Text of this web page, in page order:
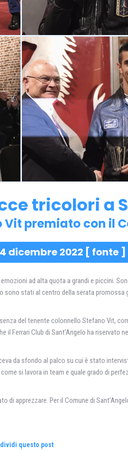
tricolori a
premiato con il
dicembre 2022 [ fonte]
ad alta quota a grandi e piccini.
stati al centro della serata promossa
del tenente colonnello Stefano Vit,
Club di Sant’Angelo ha riservato
da sfondo al palco su cui è stato
si lavora in team e quale grado di
apprezzare. Per il Comune di
questo post